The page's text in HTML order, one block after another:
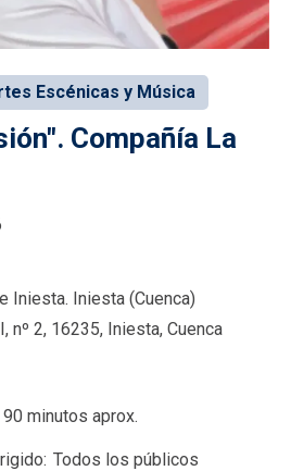
Escénicas y Música
Compañía La
Iniesta. Iniesta (Cuenca)
nº 2, 16235, Iniesta, Cuenca
90 minutos aprox.
Todos los públicos